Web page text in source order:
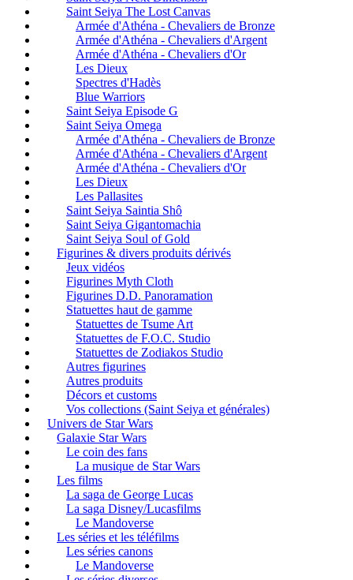
Saint Seiya The Lost Canvas
Armée d'Athéna - Chevaliers de Bronze
Armée d'Athéna - Chevaliers d'Argent
Armée d'Athéna - Chevaliers d'Or
Les Dieux
Spectres d'Hadès
Blue Warriors
Saint Seiya Episode G
Saint Seiya Omega
Armée d'Athéna - Chevaliers de Bronze
Armée d'Athéna - Chevaliers d'Argent
Armée d'Athéna - Chevaliers d'Or
Les Dieux
Les Pallasites
Saint Seiya Saintia Shô
Saint Seiya Gigantomachia
Saint Seiya Soul of Gold
Figurines & divers produits dérivés
Jeux vidéos
Figurines Myth Cloth
Figurines D.D. Panoramation
Statuettes haut de gamme
Statuettes de Tsume Art
Statuettes de F.O.C. Studio
Statuettes de Zodiakos Studio
Autres figurines
Autres produits
Décors et customs
Vos collections (Saint Seiya et générales)
Univers de Star Wars
Galaxie Star Wars
Le coin des fans
La musique de Star Wars
Les films
La saga de George Lucas
La saga Disney/Lucasfilms
Le Mandoverse
Les séries et les téléfilms
Les séries canons
Le Mandoverse